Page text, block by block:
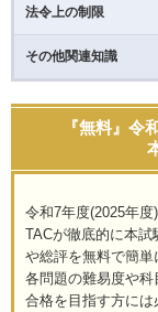
法令上の制限
その他関連知識
『無料』令
令和7年度(2025年度
TACが徹底的に本
や総評を無料で簡単
各問題の難易度や
合格を目指す方に